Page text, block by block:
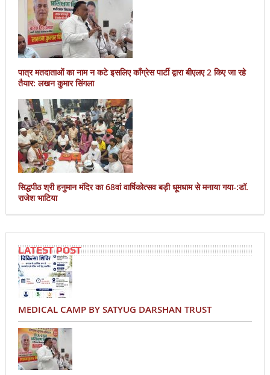
पात्र मतदाताओं का नाम न कटे इसलिए काँग्रेस पार्टी द्वारा बीएलए 2 किए जा रहे
तैयार: लखन कुमार सिंगला
सिद्धपीठ श्री हनुमान मंदिर का 68वां वार्षिकोत्सव बड़ी धूमधाम से मनाया गया-:डॉ.
राजेश भाटिया
LATEST POST
MEDICAL CAMP BY SATYUG DARSHAN TRUST